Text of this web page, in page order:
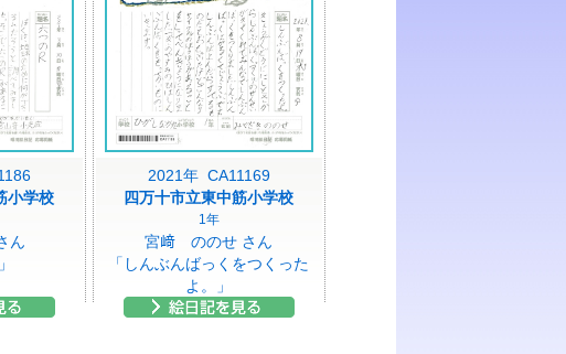
小学校
ん
2021年 CA11169
四万十市立東中筋小学校
1年
宮﨑 ののせ さん
「しんぶんばっくをつくった
よ。」